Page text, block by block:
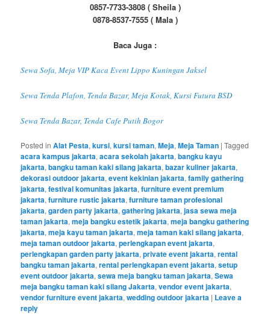
0857-7733-3808 ( Sheila )
0878-8537-7555 ( Mala )
Baca Juga :
Sewa Sofa, Meja VIP Kaca Event Lippo Kuningan Jaksel
Sewa Tenda Plafon, Tenda Bazar, Meja Kotak, Kursi Futura BSD
Sewa Tenda Bazar, Tenda Cafe Putih Bogor
Posted in Alat Pesta,kursi,kursi taman,Meja,Meja Taman |Tagged
acara kampus jakarta,acara sekolah jakarta,bangku kayu
jakarta,bangku taman kaki silang jakarta,bazar kuliner jakarta,
dekorasi outdoor jakarta,event kekinian jakarta,family gathering
jakarta,festival komunitas jakarta,furniture event premium
jakarta,furniture rustic jakarta,furniture taman profesional
jakarta,garden party jakarta,gathering jakarta,jasa sewa meja
taman jakarta,meja bangku estetik jakarta,meja bangku gathering
jakarta,meja kayu taman jakarta,meja taman kaki silang jakarta,
meja taman outdoor jakarta,perlengkapan event jakarta,
perlengkapan garden party jakarta,private event jakarta,rental
bangku taman jakarta,rental perlengkapan event jakarta,setup
event outdoor jakarta,sewa meja bangku taman jakarta,Sewa
meja bangku taman kaki silang Jakarta,vendor event jakarta,
vendor furniture event jakarta,wedding outdoor jakarta | Leave a
reply